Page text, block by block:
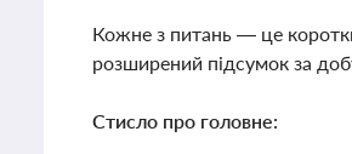
Кожне з питань — це
розширений підсумок за
Стисло про головне: